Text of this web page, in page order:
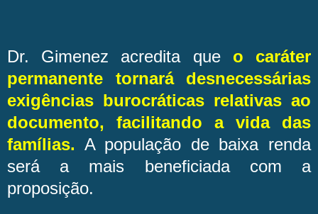
Dr. Gimenez acredita que o caráter
permanente tornará desnecessárias
exigências burocráticas relativas ao
documento, facilitando a vida das
famílias. A população de baixa renda
será a mais beneficiada com a
proposição.